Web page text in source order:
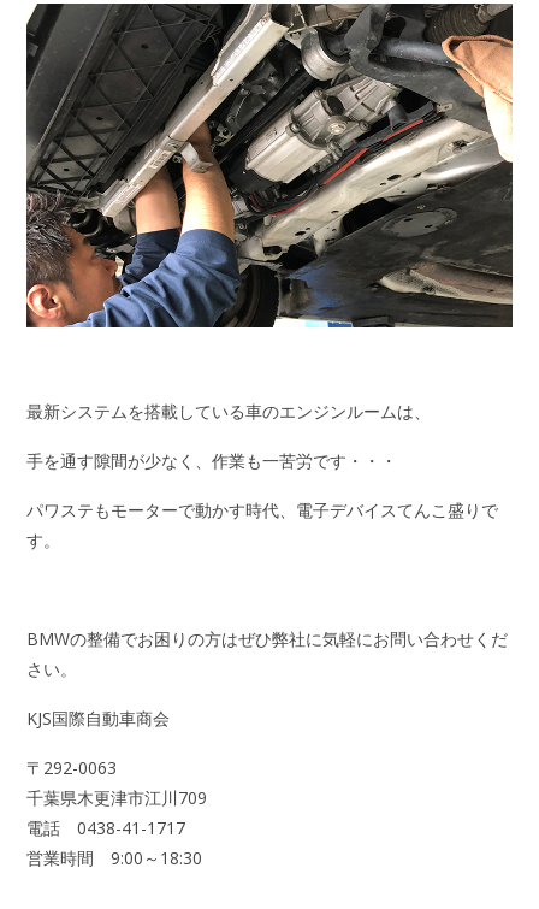
最新システムを搭載している車のエンジンルームは、
手を通す隙間が少なく、作業も一苦労です・・・
パワステもモーターで動かす時代、電子デバイスてんこ盛りで
す。
BMWの整備でお困りの方はぜひ弊社に気軽にお問い合わせくだ
さい。
KJS国際自動車商会
〒292-0063
千葉県木更津市江川709
電話 0438-41-1717
営業時間 9:00～18:30